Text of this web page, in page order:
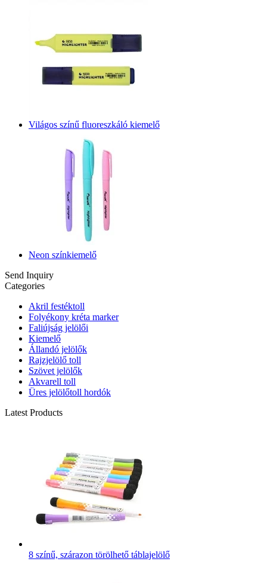
Világos színű fluoreszkáló kiemelő
Neon színkiemelő
Send Inquiry
Categories
Akril festéktoll
Folyékony kréta marker
Faliújság jelölői
Kiemelő
Állandó jelölők
Rajzjelölő toll
Szövet jelölők
Akvarell toll
Üres jelölőtoll hordók
Latest Products
8 színű, szárazon törölhető táblajelölő